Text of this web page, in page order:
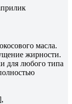
масла.
жирности.
для любого типа